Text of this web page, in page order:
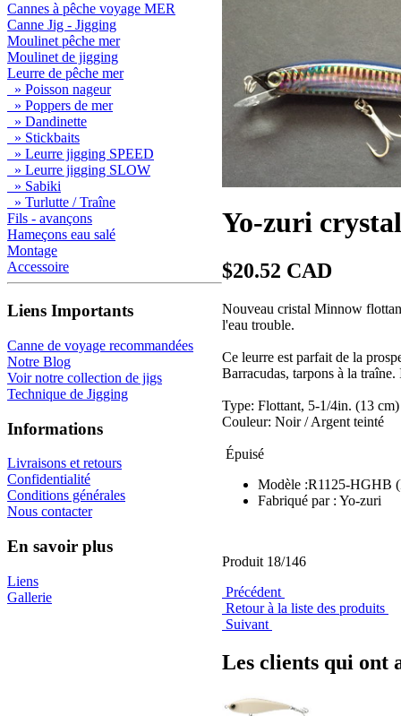
Cannes à pêche voyage MER
Canne Jig - Jigging
Moulinet pêche mer
Moulinet de jigging
Leurre de pêche mer
» Poisson nageur
» Poppers de mer
» Dandinette
» Stickbaits
» Leurre jigging SPEED
» Leurre jigging SLOW
» Sabiki
» Turlutte / Traîne
Fils - avançons
Hameçons eau salé
Montage
Accessoire
Liens Importants
Canne de voyage recommandées
Notre Blog
Voir notre collection de jigs
Technique de Jigging
Informations
Livraisons et retours
Confidentialité
Conditions générales
Nous contacter
En savoir plus
Liens
Gallerie
Yo-zuri
$20.52 CAD
Nouveau cristal Minnow
l'eau trouble.
Ce leurre est parfait de la
Barracudas, tarpons à la
Type: Flottant, 5-1/4in. (13
Couleur: Noir / Argent teinté
Épuisé
Modèle :R1125-HGHB
Fabriqué par : Yo-zuri
Produit 18/146
Précédent
Retour à la liste des produits
Suivant
Les clients qui ont